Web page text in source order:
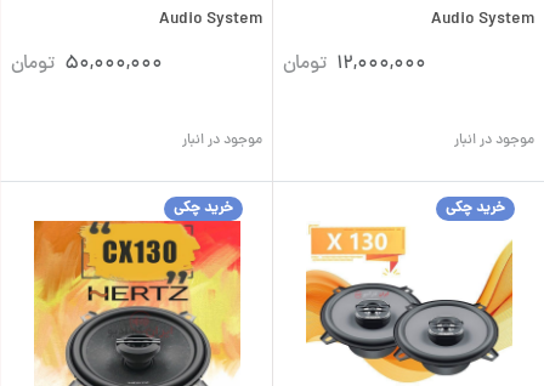
Audio System
12,000,000 تومان
موجود در انبار
Audio System
50,000,000 تومان
موجود در انبار
خرید چکی خرید چکی